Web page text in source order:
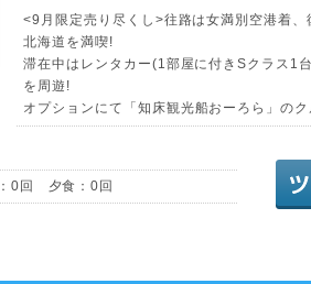
<9月限定売り尽くし>往路は女満別空港着
北海道を満喫!
滞在中はレンタカー(1部屋に付きSクラス1
を周遊!
オプションにて「知床観光船おーろら」の
0回 夕食：0回